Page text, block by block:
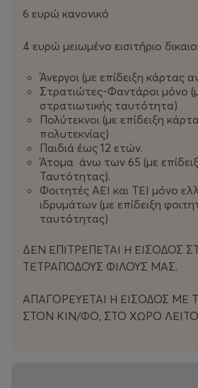
6 ευρώ κανονικό
4 ευρώ μειωμένο εισιτήριο
Άνεργοι (με επίδειξη κάρτας
Στρατιώτες-Φαντάροι μόνο
στρατιωτικής ταυτότητα)
Πολύτεκνοι (με επίδειξη
πολυτεκνίας)
Παιδιά έως 12 ετών.
Άτομα άνω των 65 (με
Ταυτότητας).
Φοιτητές ΑΕΙ και ΤΕΙ μόνο
ιδρυμάτων (με επίδειξη
ταυτότητας)
ΔΕΝ ΕΠΙΤΡΕΠΕΤΑΙ Η ΕΙΣΟΔΟΣ
ΤΕΤΡΑΠΟΔΟΥΣ ΦΙΛΟΥΣ ΜΑΣ.
ΑΠΑΓΟΡΕΥΕΤΑΙ Η ΕΙΣΟΔΟΣ
ΣΤΟΝ ΚΙΝ/ΦΟ, ΣΤΟ ΧΩΡΟ